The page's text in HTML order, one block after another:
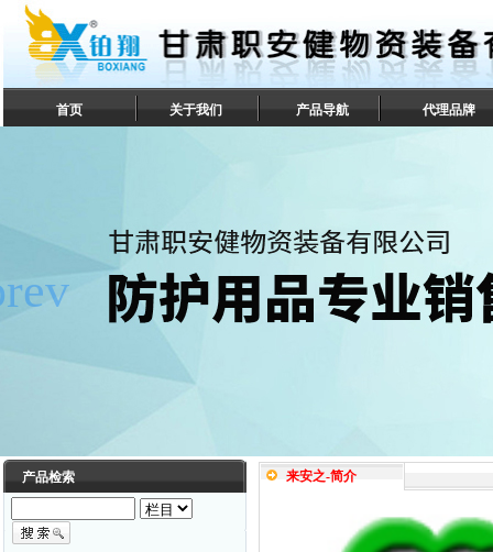
首页 关于我们 产品导航 代理品牌
产品检索 来安之-简介